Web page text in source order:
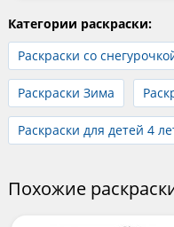
Категории раскраски:
Раскраски со
Раскраски Зима
Раскраски для детей 4
Похожие